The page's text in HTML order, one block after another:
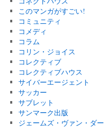
このマンガがすごい!
コミュニティ
コメディ
コラム
コリン・ジョイス
コレクティブ
コレクティブハウス
サイバーエージェント
サッカー
サブレット
サンマーク出版
ジェームズ・ヴァン・ダ